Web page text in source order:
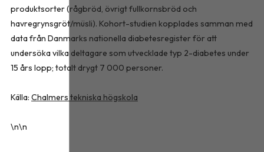
produktsorter (rågbröd, övrigt fullkornsbröd och
havregrynsgröt/müsli). Kohort-studien kopplades samman med
data från Danmarks nationella diabetesregister för att
undersöka vilka deltagare som utvecklade typ 2-diabetes under
15 års lopp; totalt drygt 7 000 personer.
Källa: Chalmers tekniska högskola
\n\n